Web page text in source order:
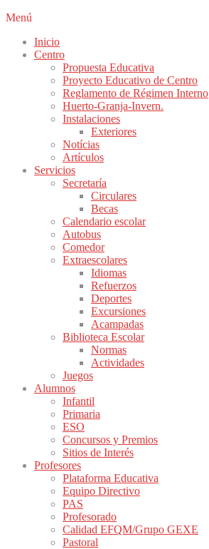
Menú
Inicio
Centro
Propuesta Educativa
Proyecto Educativo de Centro
Reglamento de Régimen Interno
Huerto-Granja-Invern.
Instalaciones
Exteriores
Notícias
Artículos
Servicios
Secretaría
Circulares
Becas
Calendario escolar
Autobus
Comedor
Extraescolares
Idiomas
Refuerzos
Deportes
Excursiones
Acampadas
Biblioteca Escolar
Normas
Actividades
Juegos
Alumnos
Infantil
Primaria
ESO
Concursos y Premios
Sitios de Interés
Profesores
Plataforma Educativa
Equipo Directivo
PAS
Profesorado
Calidad EFQM/Grupo GEXE
Pastoral